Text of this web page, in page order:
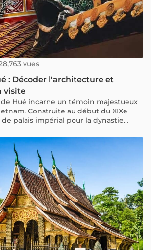
vues
: Décoder l'architecture et
visite
Hué incarne un témoin majestueux
Construite au début du XIXe
de palais impérial pour la dynastie
chute en 1945. Plus d'un siècle après,
se dresse comme un gardien, prête
secrets et récits captivants de son
invite à découvrir les aspects
héritage du patrimoine mondial de
des informations pratiques pour
votre visite.